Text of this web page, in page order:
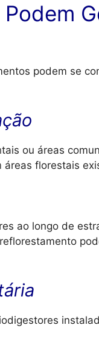
podem se
ou áreas
áreas florestais
ao longo de